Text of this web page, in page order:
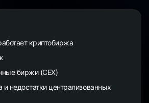
криптобиржа
биржи (CEX)
недостатки централизованных